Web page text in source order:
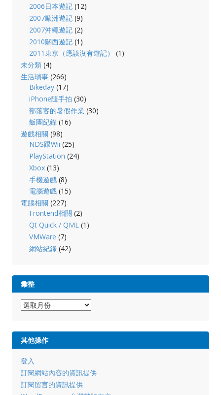
2006日本遊記 (12)
2007歐洲遊記 (9)
2007沖繩遊記 (2)
2010關西遊記 (1)
2011東京（應該沒有遊記）
(1)
未分類(4)
生活瑣事(266)
Bikeday (17)
iPhone隨手拍 (30)
部落客的暑假作業 (30)
飯團紀錄 (16)
遊戲相關 (98)
NDS跟Wii (25)
PlayStation (24)
Xbox (13)
手機遊戲 (8)
電腦遊戲 (15)
電腦相關 (227)
Frontend相關 (2)
Qt Quick / QML (1)
VMWare (7)
網站紀錄 (42)
彙整
其他操作
登入
訂閱網站內容的資訊提供
訂閱留言的資訊提供